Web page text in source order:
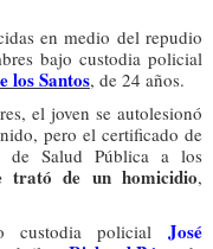
en medio del repudio
bajo custodia policial
los Santos, de 24 años.
el joven se autolesionó
pero el certificado de
de Salud Pública a los
trató de un homicidio,
custodia policialJosé